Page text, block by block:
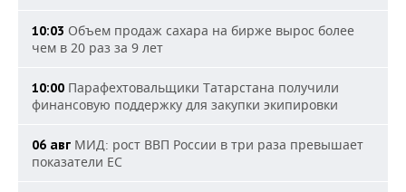
10:03 Объем продаж сахара на бирже вырос более
чем в 20 раз за 9 лет
10:00 Парафехтовальщики Татарстана получили
финансовую поддержку для закупки экипировки
06 авг МИД: рост ВВП России в три раза превышает
показатели ЕС